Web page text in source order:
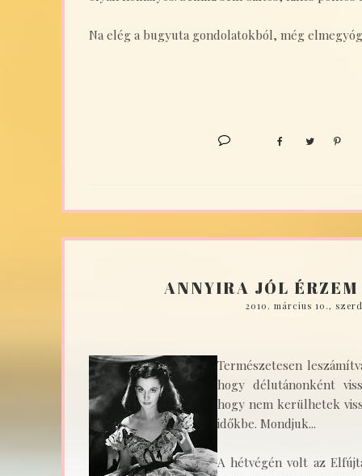
Na elég a bugyuta gondolatokból, még
ANNYIRA JÓL
2010. március 10.,
Természetesen
hogy délutánonként
hogy nem kerülhetek
időkbe. Mondjuk...
A hétvégén volt az